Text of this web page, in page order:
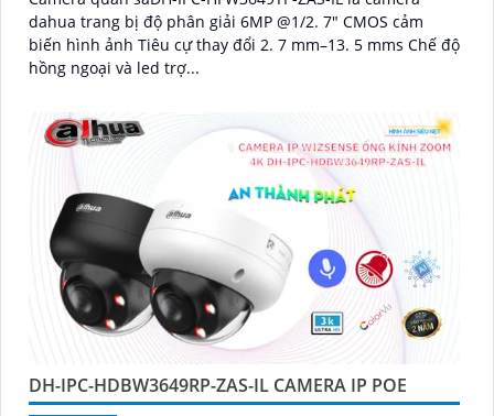
dahua trang bị độ phân giải 6MP @1/2. 7" CMOS cảm
biến hình ảnh Tiêu cự thay đổi 2. 7 mm–13. 5 mms Chế độ
hồng ngoại và led trợ...
DH-IPC-HDBW3649RP-ZAS-IL CAMERA IP POE